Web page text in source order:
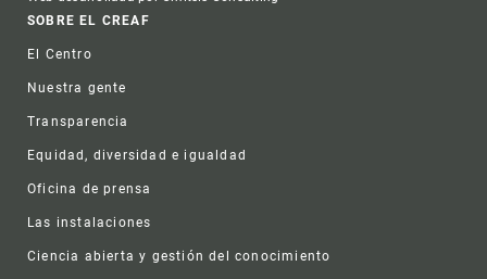
Footer
SOBRE EL CREAF
El Centro
Nuestra gente
Transparencia
Equidad, diversidad e igualdad
Oficina de prensa
Las instalaciones
Ciencia abierta y gestión del conocimiento